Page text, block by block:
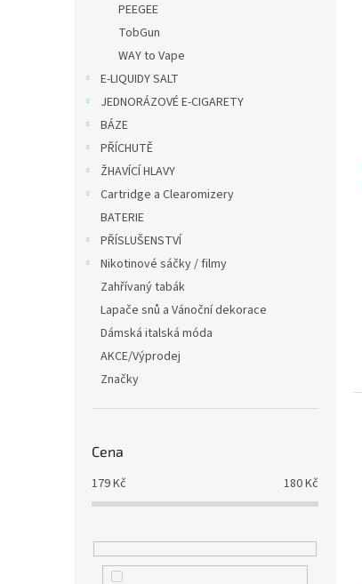
PEEGEE
TobGun
WAY to Vape
E-LIQUIDY SALT
JEDNORÁZOVÉ E-CIGARETY
BÁZE
PŘÍCHUTĚ
ŽHAVÍCÍ HLAVY
Cartridge a Clearomizery
BATERIE
PŘÍSLUŠENSTVÍ
Nikotinové sáčky / filmy
Zahřívaný tabák
Lapače snů a Vánoční dekorace
Dámská italská móda
AKCE/Výprodej
Značky
Cena
179Kč 180Kč